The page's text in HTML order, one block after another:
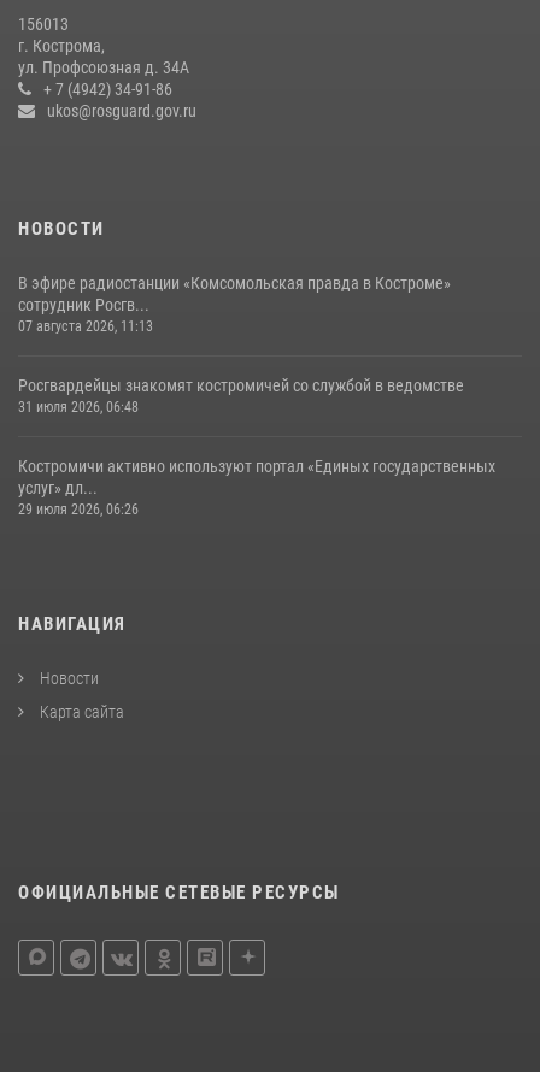
Росгвардейцы знакомят костромичей со службой в ведомстве
31 июля 2026, 06:48 1
156013
г. Кострома,
ул. Профсоюзная д. 34А
+ 7 (4942) 34-91-86
ukos@rosguard.gov.ru
НОВОСТИ
В эфире радиостанции «Комсомольская правда в Костроме»
сотрудник Росгв...
07 августа 2026, 11:13
Росгвардейцы знакомят костромичей со службой в ведомстве
31 июля 2026, 06:48
Костромичи активно используют портал «Единых государственных
услуг» дл...
29 июля 2026, 06:26
НАВИГАЦИЯ
Новости
Карта сайта
ОФИЦИАЛЬНЫЕ СЕТЕВЫЕ РЕСУРСЫ